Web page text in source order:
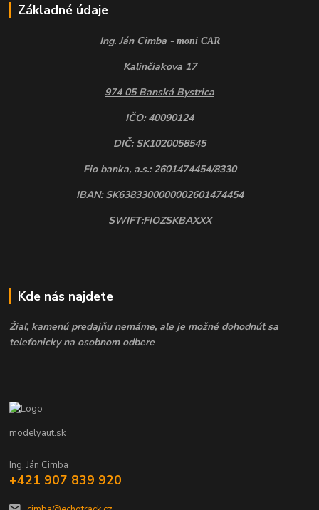
Základné údaje
Ing. Ján Cimba - moni CAR
Kalinčiakova 17
974 05 Banská Bystrica
IČO: 40090124
DIČ: SK1020058545
Fio banka, a.s.: 2601474454/8330
IBAN: SK6383300000002601474454
SWIFT:FIOZSKBAXXX
Kde nás najdete
Žiaľ, kamenú predajňu nemáme, ale je možné dohodnúť sa
telefonicky na osobnom odbere
modelyaut.sk
Ing. Ján Cimba
+421 907 839 920